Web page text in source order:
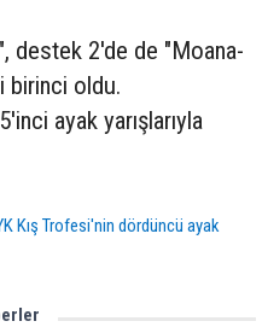
destek 2'de de "Moana-
birinci oldu.
ayak yarışlarıyla
Kış Trofesi'nin dördüncü ayak